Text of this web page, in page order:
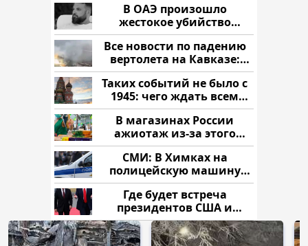
В ОАЭ произошло
жестокое убийство
криптомиллионера
Все новости по падению
вертолета на Кавказе:
читать здесь
Таких событий не было с
1945: чего ждать всем
нам?
В магазинах России
ажиотаж из-за этого
продукта: что купить?
СМИ: В Химках на
полицейскую машину
напали и подожгли.
Где будет встреча
президентов США и
России: Европа?